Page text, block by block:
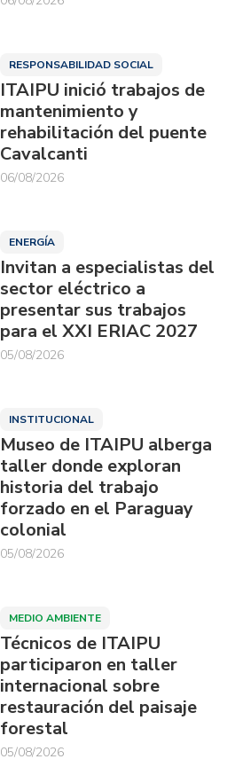
RESPONSABILIDAD SOCIAL
ITAIPU inició trabajos de
mantenimiento y
rehabilitación del puente
Cavalcanti
06/08/2026
ENERGÍA
Invitan a especialistas del
sector eléctrico a
presentar sus trabajos
para el XXI ERIAC 2027
05/08/2026
INSTITUCIONAL
Museo de ITAIPU alberga
taller donde exploran
historia del trabajo
forzado en el Paraguay
colonial
05/08/2026
MEDIO AMBIENTE
Técnicos de ITAIPU
participaron en taller
internacional sobre
restauración del paisaje
forestal
05/08/2026